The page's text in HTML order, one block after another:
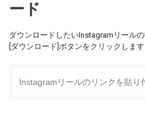
ード
ダウンロードしたいInstagramリール
[ダウンロード]ボタンをクリックします